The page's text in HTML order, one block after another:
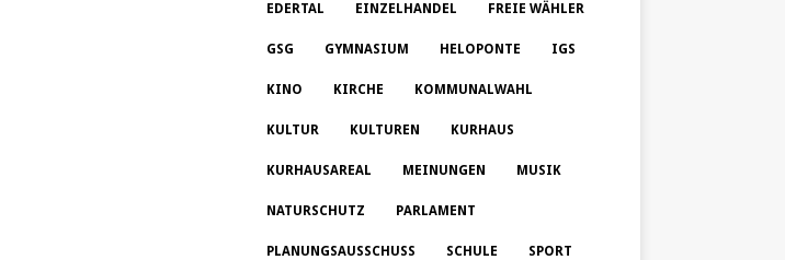
EDERTAL EINZELHANDEL FREIE WÄHLER
GSG GYMNASIUM HELOPONTE IGS
KINO KIRCHE KOMMUNALWAHL
KULTUR KULTUREN KURHAUS
KURHAUSAREAL MEINUNGEN MUSIK
NATURSCHUTZ PARLAMENT
PLANUNGSAUSSCHUSS SCHULE SPORT